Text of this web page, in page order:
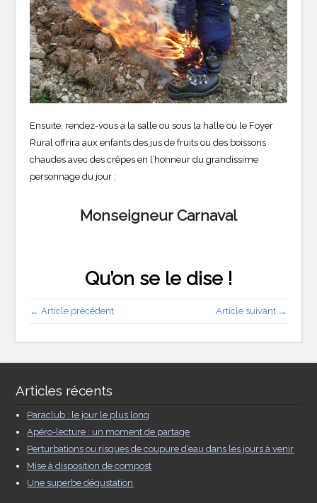
Ensuite, rendez-vous à la salle ou sous la halle où le Foyer
Rural offrira aux enfants des jus de fruits ou des boissons
chaudes avec des crêpes en l’honneur du grandissime
personnage du jour :
Monseigneur Carnaval
Qu’on se le dise !
← Article précédent Article suivant →
Articles récents
Paraclub : le jour le plus long
Apéro-lecture : un moment de partage
Perturbations ou risques de coupure d’eau dans les jours à venir
Mise à disposition de compost
Une superbe dégustation